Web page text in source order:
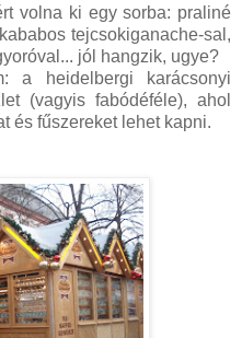
volna ki egy sorba: praliné
tejcsokiganache-sal,
jól hangzik, ugye?
a heidelbergi karácsonyi
(vagyis fabódéféle), ahol
és fűszereket lehet kapni.